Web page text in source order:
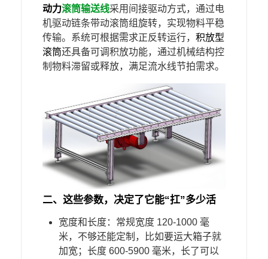
动力滚筒输送线采用间接驱动方式，通过电
机驱动链条带动滚筒组旋转，实现物料平稳
传输。系统可根据需求正反转运行， 积放型
滚筒还具备可调积放功能，通过机械结构控
制物料滞留或释放，满足流水线节拍需求。
二、 这些参数，决定了它能“扛”多少活​
宽度和长度：常规宽度 120-1000 毫
米，不够还能定制，比如要运大箱子就
加宽；长度 600-5900 毫米，长了可以